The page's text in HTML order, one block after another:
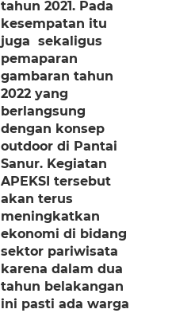
tahun 2021. Pada
kesempatan itu
juga sekaligus
pemaparan
gambaran tahun
2022 yang
berlangsung
dengan konsep
outdoor di Pantai
Sanur. Kegiatan
APEKSI tersebut
akan terus
meningkatkan
ekonomi di bidang
sektor pariwisata
karena dalam dua
tahun belakangan
ini pasti ada warga